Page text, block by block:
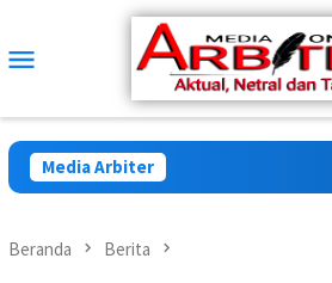
konten
Mobile
Media Arbiter
Beranda Berita